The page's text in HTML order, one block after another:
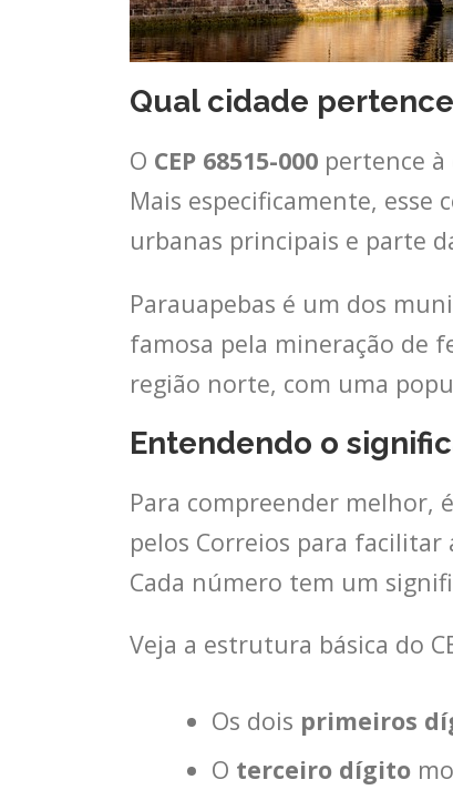
Qual cidade pertence
O CEP 68515-000 pertence à
Mais especificamente, esse
urbanas principais e parte
Parauapebas é um dos
famosa pela mineração de
região norte, com uma
Entendendo o
Para compreender melhor,
pelos Correios para facilitar
Cada número tem um
Veja a estrutura básica do
Os dois primeiros
O terceiro dígito